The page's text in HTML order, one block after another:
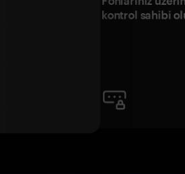
kontrol sahibi